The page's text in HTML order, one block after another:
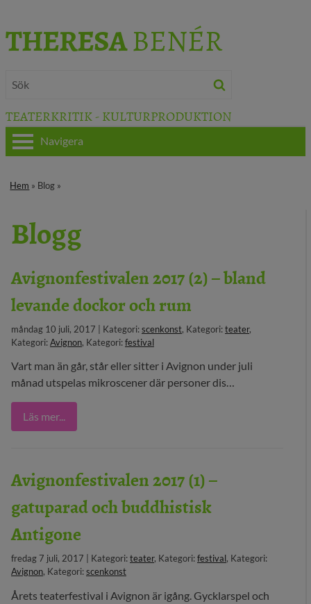
THERESABENÉR
TEATERKRITIK - KULTURPRODUKTION
TEATERKRITIK
KULTURJOURNALISTIK
BÖCKER & FILM
29 MEDIA
BLOGG
Navigera
Hem » Blog »
Blogg
Avignonfestivalen 2017 (2) – bland
levande dockor och rum
måndag 10 juli, 2017 | Kategori:scenkonst, Kategori:teater,
Kategori:Avignon, Kategori:festival
Vart man än går, står eller sitter i Avignon under juli
månad utspelas mikroscener där personer dis…
Läs mer...
Avignonfestivalen 2017 (1) –
gatuparad och buddhistisk
Antigone
fredag 7 juli, 2017 | Kategori:teater, Kategori:festival, Kategori:
Avignon, Kategori:scenkonst
Årets teaterfestival i Avignon är igång. Gycklarspel och